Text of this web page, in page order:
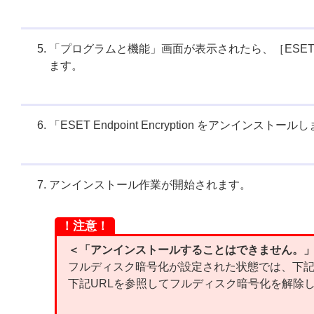
「プログラムと機能」画面が表示されたら、［
ます。
「ESET Endpoint Encryption をアンインストール
アンインストール作業が開始されます。
！注意！
＜「アンインストールすることはできません。
フルディスク暗号化が設定された状態では、下
下記URLを参照してフルディスク暗号化を解除